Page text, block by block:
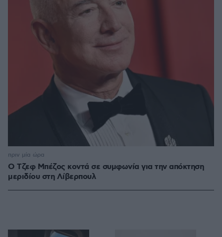
Ο Τζεφ Μπέζος κοντά σε συμφωνία για την απόκτηση
μεριδίου στη Λίβερπουλ
πριν μία ώρα